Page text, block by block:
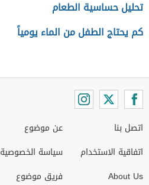
تحليل حساسية الطعام
كم يحتاج الطفل من الماء يومياً
اتصل بنا
اتفاقية الاستخدام
About Us
عن موضوع
سياسة الخصوصية
فريق موضوع